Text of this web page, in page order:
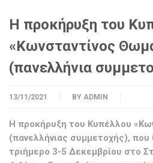
H προκήρυξη του
«Κωνσταντίνος
(πανελλήνια
13/11/2021 BY ADMIN
Η προκήρυξη του Κυπέλλου
(πανελλήνιας συμμετοχής), που
τριήμερο 3-5 Δεκεμβρίου στο